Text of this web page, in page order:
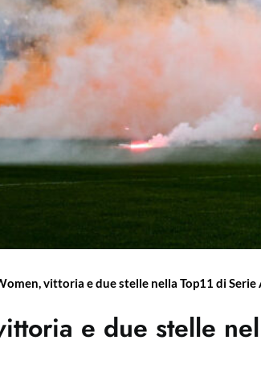
vittoria e due stelle nella Top11 di Serie
e due stelle